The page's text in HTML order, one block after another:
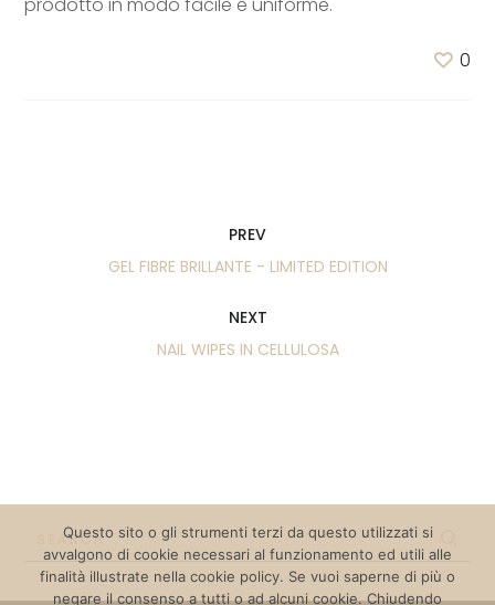
prodotto in modo facile e uniforme.
0
PREV
GEL FIBRE BRILLANTE - LIMITED EDITION
NEXT
NAIL WIPES IN CELLULOSA
SEARCH
Questo sito o gli strumenti terzi da questo utilizzati si
avvalgono di cookie necessari al funzionamento ed utili alle
finalità illustrate nella cookie policy. Se vuoi saperne di più o
negare il consenso a tutti o ad alcuni cookie. Chiudendo